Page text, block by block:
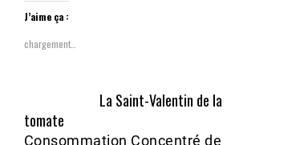
J’aime ça :
chargement…
La Saint-Valentin de la
tomate
Consommation Concentré de